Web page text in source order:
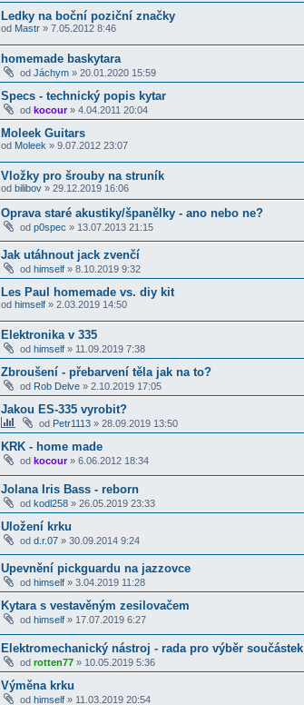
Ledky na boční poziční značky
od Mastr » 7.05.2012 8:46
homemade baskytara
od Jáchym » 20.01.2020 15:59
Specs - technický popis kytar
od kocour» 4.04.2011 20:04
Moleek Guitars
od Moleek » 9.07.2012 23:07
Vložky pro šrouby na struník
od bilibov » 29.12.2019 16:06
Oprava staré akustiky/španělky - ano nebo ne?
od p0spec » 13.07.2013 21:15
Jak utáhnout jack zvenčí
od himself » 8.10.2019 9:32
Les Paul homemade vs. diy kit
od himself » 2.03.2019 14:50
Elektronika v 335
od himself » 11.09.2019 7:38
Zbroušení - přebarvení těla jak na to?
od Rob Delve » 2.10.2019 17:05
Jakou ES-335 vyrobit?
od Petr1113 » 28.09.2019 13:50
KRK - home made
od kocour» 6.06.2012 18:34
Jolana Iris Bass - reborn
od kodl258 » 26.05.2019 23:33
Uložení krku
od d.r.07 » 30.09.2014 9:24
Upevnění pickguardu na jazzovce
od himself » 3.04.2019 11:28
Kytara s vestavěným zesilovačem
od himself » 17.07.2019 6:27
Elektromechanický nástroj - rada pro výběr součástek
od rotten77 » 10.05.2019 5:36
Výměna krku
od himself » 11.03.2019 20:54